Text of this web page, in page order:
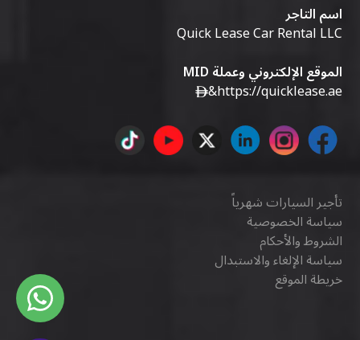
اسم التاجر
Quick Lease Car Rental LLC
الموقع الإلكتروني وعملة MID
https://quicklease.ae
&
تأجير السيارات شهرياً
سياسة الخصوصية
الشروط والأحكام
سياسة الإلغاء والاستبدال
خريطة الموقع